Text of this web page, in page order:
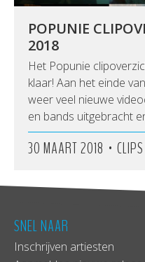
POPUNIE
2018
Het Popunie
klaar! Aan het einde
weer veel nieuwe
en bands uitgebracht
30 MAART 2018 • CLIPS
SNEL NAAR
Inschrijven artiesten